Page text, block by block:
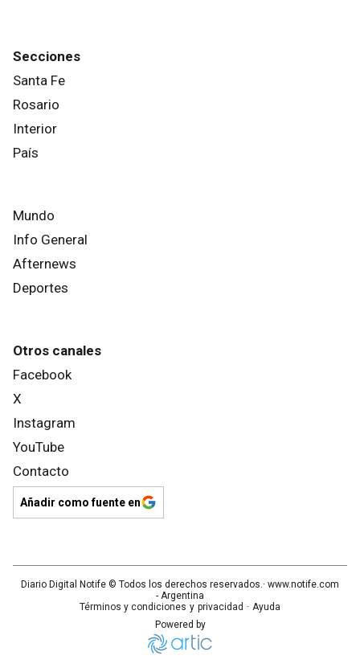
Secciones
Santa Fe
Rosario
Interior
País
Mundo
Info General
Afternews
Deportes
Otros canales
Facebook
X
Instagram
YouTube
Contacto
Añadir como fuente en
Diario Digital Notife © Todos los derechos reservados.· www.notife.com
- Argentina
Términos y condiciones y privacidad · Ayuda
Powered by